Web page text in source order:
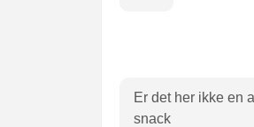
Er det her ikke en
snack